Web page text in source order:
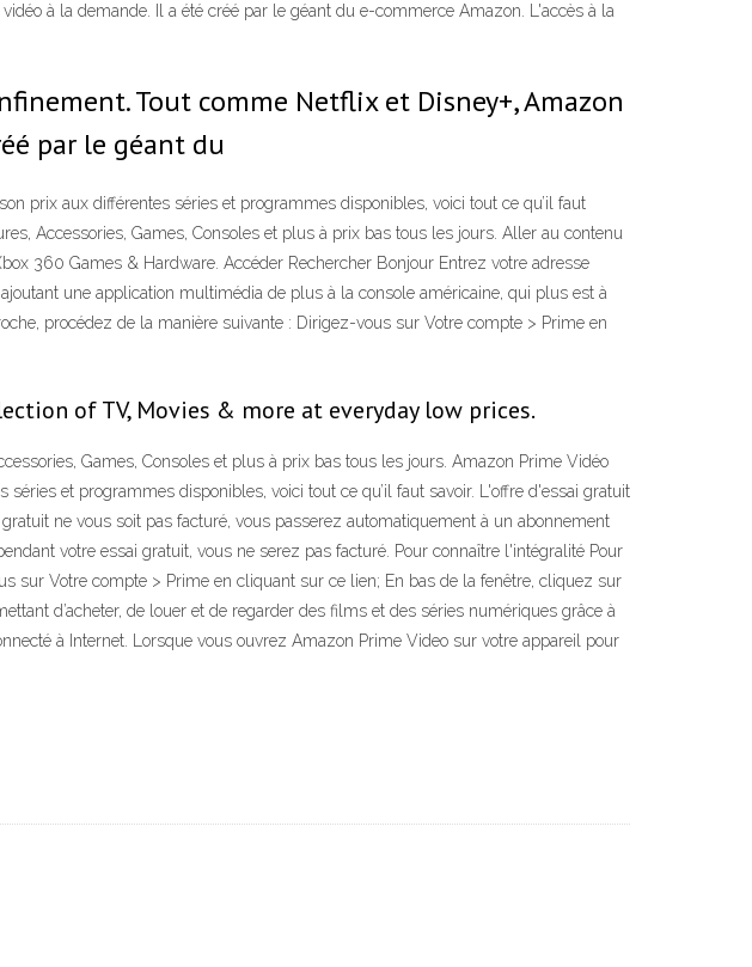
à la demande. Il a été créé par le géant du e-commerce Amazon. L'accès à la
Tout comme Netflix et Disney+, Amazon
par le géant du
prix aux différentes séries et programmes disponibles, voici tout ce qu’il faut
Accessories, Games, Consoles et plus à prix bas tous les jours. Aller au contenu
360 Games & Hardware. Accéder Rechercher Bonjour Entrez votre adresse
une application multimédia de plus à la console américaine, qui plus est à
procédez de la manière suivante : Dirigez-vous sur Votre compte > Prime en
of TV, Movies & more at everyday low prices.
Games, Consoles et plus à prix bas tous les jours. Amazon Prime Vidéo
et programmes disponibles, voici tout ce qu’il faut savoir. L'offre d'essai gratuit
ne vous soit pas facturé, vous passerez automatiquement à un abonnement
votre essai gratuit, vous ne serez pas facturé. Pour connaître l'intégralité Pour
sur Votre compte > Prime en cliquant sur ce lien; En bas de la fenêtre, cliquez sur
d’acheter, de louer et de regarder des films et des séries numériques grâce à
à Internet. Lorsque vous ouvrez Amazon Prime Video sur votre appareil pour